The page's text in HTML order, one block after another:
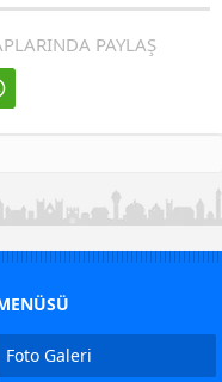
PAYLAŞ
Foto Galeri